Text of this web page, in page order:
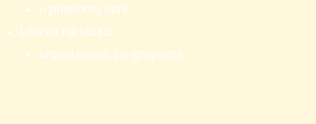
u posebnoj zoni
Ulazak na stazu:
organizovan, po grupama